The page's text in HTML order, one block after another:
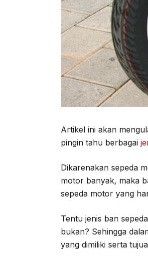
Artikel ini akan
pingin tahu berbagai
Dikarenakan sepeda
motor banyak, maka
sepeda motor yang
Tentu jenis ban
bukan? Sehingga
yang dimiliki serta